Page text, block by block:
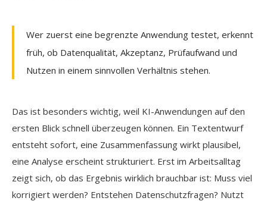
Wer zuerst eine begrenzte Anwendung testet, erkennt
früh, ob Datenqualität, Akzeptanz, Prüfaufwand und
Nutzen in einem sinnvollen Verhältnis stehen.
Das ist besonders wichtig, weil KI-Anwendungen auf den
ersten Blick schnell überzeugen können. Ein Textentwurf
entsteht sofort, eine Zusammenfassung wirkt plausibel,
eine Analyse erscheint strukturiert. Erst im Arbeitsalltag
zeigt sich, ob das Ergebnis wirklich brauchbar ist: Muss viel
korrigiert werden? Entstehen Datenschutzfragen? Nutzt